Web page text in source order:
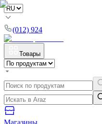
(012) 924
Товары
Магазины